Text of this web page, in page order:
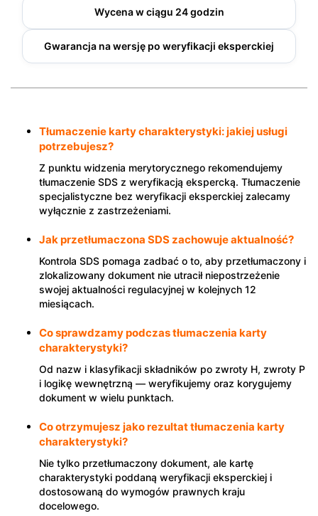
Wycena w ciągu 24 godzin
Gwarancja na wersję po weryfikacji eksperckiej
Tłumaczenie karty charakterystyki: jakiej usługi
potrzebujesz?
Z punktu widzenia merytorycznego rekomendujemy
tłumaczenie SDS z weryfikacją ekspercką. Tłumaczenie
specjalistyczne bez weryfikacji eksperckiej zalecamy
wyłącznie z zastrzeżeniami.
Jak przetłumaczona SDS zachowuje aktualność?
Kontrola SDS pomaga zadbać o to, aby przetłumaczony i
zlokalizowany dokument nie utracił niepostrzeżenie
swojej aktualności regulacyjnej w kolejnych 12
miesiącach.
Co sprawdzamy podczas tłumaczenia karty
charakterystyki?
Od nazw i klasyfikacji składników po zwroty H, zwroty P
i logikę wewnętrzną — weryfikujemy oraz korygujemy
dokument w wielu punktach.
Co otrzymujesz jako rezultat tłumaczenia karty
charakterystyki?
Nie tylko przetłumaczony dokument, ale kartę
charakterystyki poddaną weryfikacji eksperckiej i
dostosowaną do wymogów prawnych kraju
docelowego.